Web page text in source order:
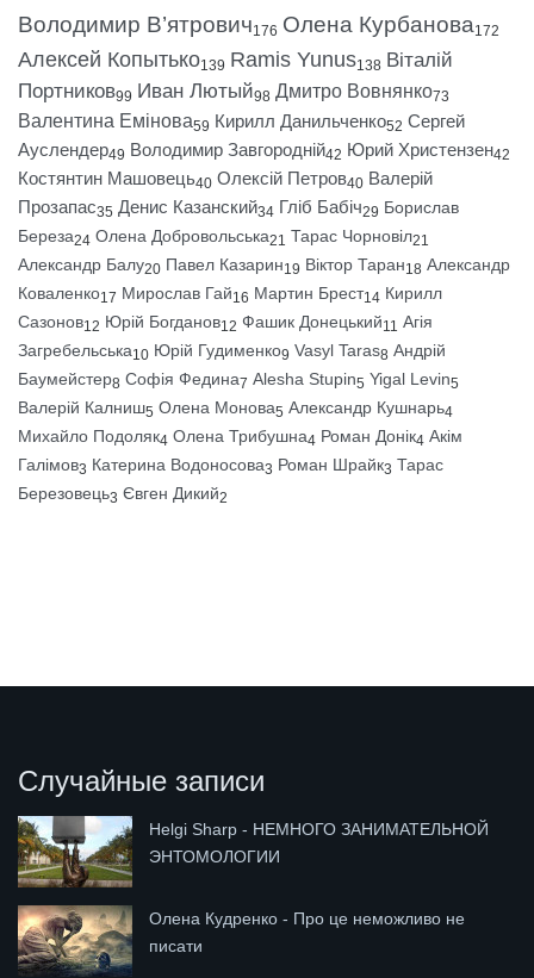
Володимир В’ятрович176 Олена Курбанова172
Алексей Копытько139 Ramis Yunus138 Віталій
Портников99 Иван Лютый98 Дмитро Вовнянко73
Валентина Емінова59 Кирилл Данильченко52 Сергей
Ауслендер49 Володимир Завгородній42 Юрий Христензен42
Костянтин Машовець40 Олексій Петров40 Валерій
Прозапас35 Денис Казанский34 Гліб Бабіч29 Борислав
Береза24 Олена Добровольська21 Тарас Чорновіл21
Александр Балу20 Павел Казарин19 Віктор Таран18 Александр
Коваленко17 Мирослав Гай16 Мартин Брест14 Кирилл
Сазонов12 Юрій Богданов12 Фашик Донецький11 Агія
Загребельська10 Юрій Гудименко9 Vasyl Taras8 Андрій
Баумейстер8 Софія Федина7 Alesha Stupin5 Yigal Levin5
Валерій Калниш5 Олена Монова5 Александр Кушнарь4
Михайло Подоляк4 Олена Трибушна4 Роман Донік4 Акім
Галімов3 Катерина Водоносова3 Роман Шрайк3 Тарас
Березовець3 Євген Дикий2
Случайные записи
Helgi Sharp - НЕМНОГО ЗАНИМАТЕЛЬНОЙ
ЭНТОМОЛОГИИ
Олена Кудренко - Про це неможливо не
писати